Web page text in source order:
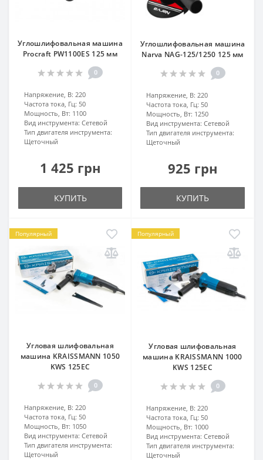
Углошлифовальная машина
Procraft PW1100ЕS 125 мм
0
Напряжение, В: 220
Частота тока, Гц: 50
Мощность, Вт: 1100
Вид инструмента: Сетевой
Тип двигателя инструмента:
Щеточный
1 425 грн
КУПИТЬ
Углошлифовальная машина
Narva NAG-125/1250 125 мм
0
Напряжение, В: 220
Частота тока, Гц: 50
Мощность, Вт: 1250
Вид инструмента: Сетевой
Тип двигателя инструмента:
Щеточный
925 грн
КУПИТЬ
Популярный
Угловая шлифовальная
машина KRAISSMANN 1050
KWS 125EC
0
Напряжение, В: 220
Частота тока, Гц: 50
Мощность, Вт: 1050
Вид инструмента: Сетевой
Тип двигателя инструмента:
Щеточный
Популярный
Угловая шлифовальная
машина KRAISSMANN 1000
KWS 125EC
0
Напряжение, В: 220
Частота тока, Гц: 50
Мощность, Вт: 1000
Вид инструмента: Сетевой
Тип двигателя инструмента:
Щеточный